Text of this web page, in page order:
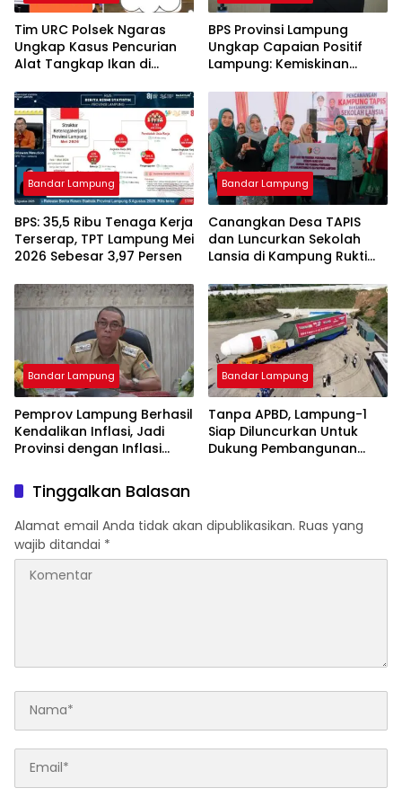
Tim URC Polsek Ngaras
Ungkap Kasus Pencurian
Alat Tangkap Ikan di
Terduga Pelaku
Diamankan.
BPS Provinsi Lampung
Ungkap Capaian Positif
Lampung: Kemiskinan
Ekonomi Terus Tumbuh
Bandar Lampung
BPS: 35,5 Ribu Tenaga Kerja
Terserap, TPT Lampung Mei
2026 Sebesar 3,97 Persen
Bandar Lampung
Canangkan Desa TAPIS
dan Luncurkan Sekolah
Lansia di Kampung Rukti
Lampung Dorong
Pembangunan SDM Dimulai
dari Desa
Bandar Lampung
Pemprov Lampung Berhasil
Kendalikan Inflasi, Jadi
Provinsi dengan Inflasi
Bandar Lampung
Tanpa APBD, Lampung-1
Siap Diluncurkan Untuk
Dukung Pembangunan
Tinggalkan Balasan
Alamat email Anda tidak akan dipublikasikan. Ruas yang
wajib ditandai *